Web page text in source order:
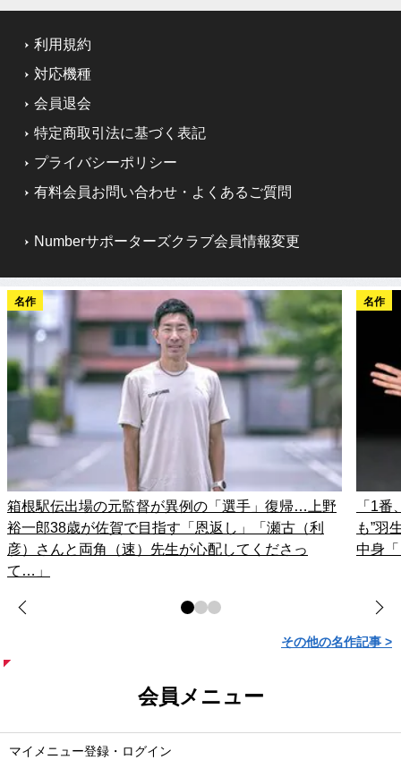
利用規約
対応機種
会員退会
特定商取引法に基づく表記
プライバシーポリシー
有料会員お問い合わせ・よくあるご質問
Numberサポーターズクラブ会員情報変更
名作
箱根駅伝出場の元監督が異例の「選手」復帰…上野
裕一郎38歳が佐賀で目指す「恩返し」「瀬古（利
彦）さんと両角（速）先生が心配してくださっ
て…」
名作
「1
も”羽
中身
その他の名作記事 >
会員メニュー
マイメニュー登録・ログイン